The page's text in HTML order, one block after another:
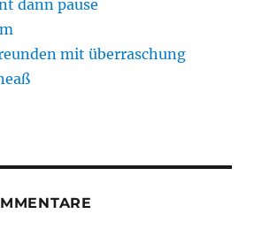
dann pause
mit überraschung